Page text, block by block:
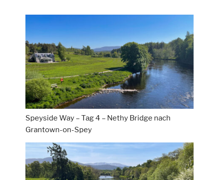
Speyside Way – Tag 4 – Nethy Bridge nach
Grantown-on-Spey